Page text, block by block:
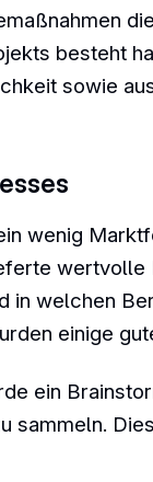
besteht
sowie
wenig
wertvolle
in welchen
einige
ein
sammeln.